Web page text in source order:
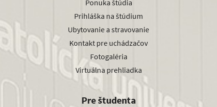
Ponuka štúdia
Prihláška na štúdium
Ubytovanie a stravovanie
Kontakt pre uchádzačov
Fotogaléria
Virtuálna prehliadka
Pre študenta